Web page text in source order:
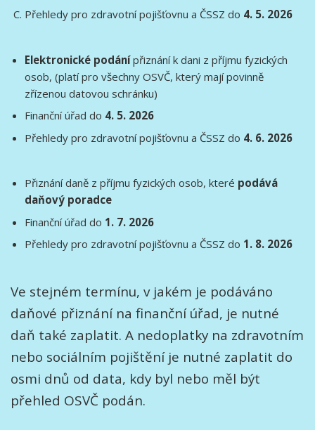
Přehledy pro zdravotní pojišťovnu a ČSSZ do 4. 5. 2026
Elektronické podánípřiznání k dani z příjmu fyzických
osob, (platí pro všechny OSVČ, který mají povinně
zřízenou datovou schránku)
Finanční úřad do 4. 5. 2026
Přehledy pro zdravotní pojišťovnu a ČSSZ do 4. 6. 2026
Přiznání daně z příjmu fyzických osob, které podává
daňový poradce
Finanční úřad do 1. 7. 2026
Přehledy pro zdravotní pojišťovnu a ČSSZ do 1. 8. 2026
Ve stejném termínu, v jakém je podáváno
daňové přiznání na finanční úřad, je nutné
daň také zaplatit. A nedoplatky na zdravotním
nebo sociálním pojištění je nutné zaplatit do
osmi dnů od data, kdy byl nebo měl být
přehled OSVČ podán.